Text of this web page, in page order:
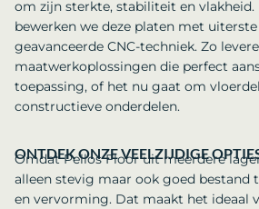
om zijn sterkte, stabiliteit en
bewerken we deze platen met
geavanceerde CNC-techniek. Zo
maatwerkoplossingen die perfect
toepassing, of het nu gaat om
constructieve onderdelen.
ONTDEK ONZE VEELZIJDIGE
Omdat Pellos Floor uit meerdere
alleen stevig maar ook goed bestand
en vervorming. Dat maakt het ideaal